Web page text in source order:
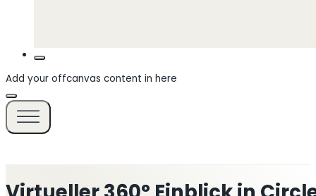
Add your offcanvas content in here